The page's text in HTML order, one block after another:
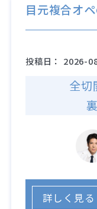
目元複合オ
投稿日： 2026-
全切
詳しく見る